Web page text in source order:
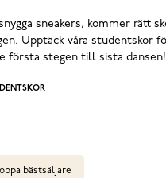
sneakers, kommer rätt
Upptäck våra studentskor
första stegen till sista dansen!
bästsäljare